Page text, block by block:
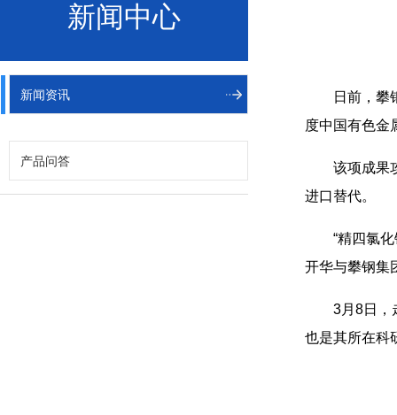
新闻中心
新闻资讯
产品问答
日前，攀
度中国有色金
该项成果
进口替代。
“精四氯
开华与攀钢集
3月8日，
也是其所在科